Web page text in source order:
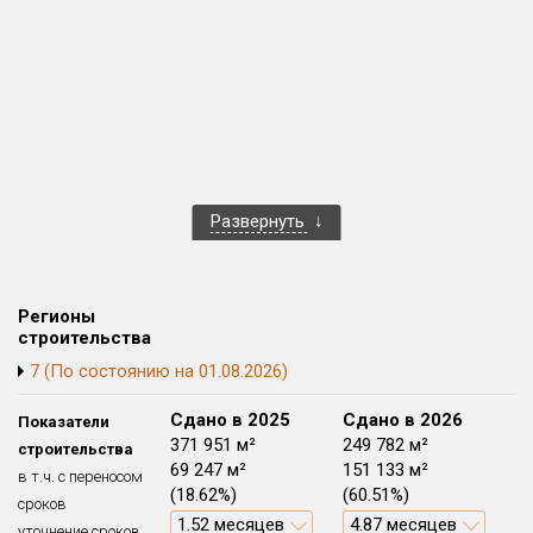
Развернуть
Регионы
строительства
7 (По состоянию на 01.08.2026)
Показатели
строительства
в т.ч. с переносом
сроков
в 2024
819 м²
952 м²
0.44 месяцев
Сдано в 2025
371 951 м²
69 247 м²
(18.62%)
1.52 месяцев
Сдано в 2026
249 782 м²
151 133 м²
(60.51%)
4.87 месяцев